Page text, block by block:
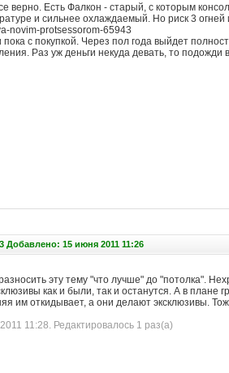
верно. Есть Фалкон - старый, с которым
и сильнее охлаждаемый. Но риск 3
novim-protsessorom-65943
с покупкой. Через пол года выйдет
Раз уж деньги некуда девать, то
Добавлено: 15 июня 2011 11:26
эту тему "что лучше" до "потолка".
как и были, так и останутся. А в плане
им откидывает, а они делают эксклюзивы.
11:28. Редактировалось 1 раз(а)